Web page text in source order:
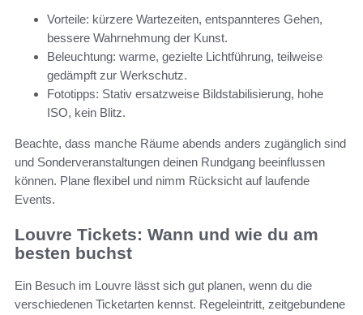
Vorteile: kürzere Wartezeiten, entspannteres Gehen,
bessere Wahrnehmung der Kunst.
Beleuchtung: warme, gezielte Lichtführung, teilweise
gedämpft zur Werkschutz.
Fototipps: Stativ ersatzweise Bildstabilisierung, hohe
ISO, kein Blitz.
Beachte, dass manche Räume abends anders zugänglich sind
und Sonderveranstaltungen deinen Rundgang beeinflussen
können. Plane flexibel und nimm Rücksicht auf laufende
Events.
Louvre Tickets: Wann und wie du am
besten buchst
Ein Besuch im Louvre lässt sich gut planen, wenn du die
verschiedenen Ticketarten kennst. Regel­eintritt, zeitgebundene